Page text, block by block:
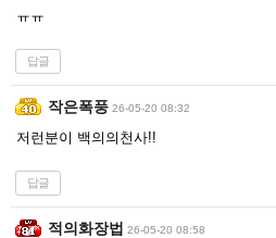
ㅠㅠ
답글
작은폭풍 26-05-20 08:32
저런분이 백의의천사!!
답글
적의화장법 26-05-20 08:58